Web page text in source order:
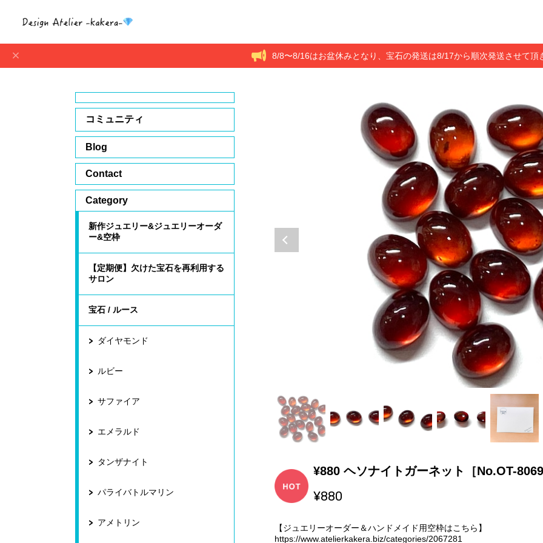
8/8〜8/16はお盆休みとなり、宝石の発送は8/17から順次発送させて頂
コミュニティ
Blog
Contact
Category
新作ジュエリー&ジュエリーオーダ
ー&空枠
【定期便】欠けた宝石を再利用する
サロン
宝石 / ルース
ダイヤモンド
ルビー
サファイア
エメラルド
タンザナイト
パライバトルマリン
アメトリン
¥880 ヘソナイトガーネット［No.OT-
¥880
【ジュエリーオーダー＆ハンドメイド用空枠はこちら】
https://www.atelierkakera.biz/categories/2067281